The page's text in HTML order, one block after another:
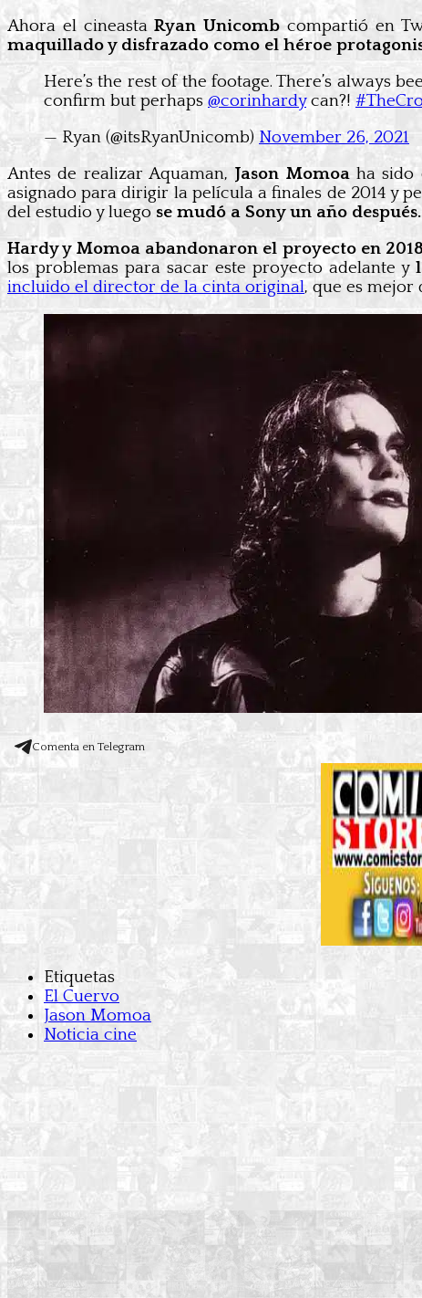
Ahora el cineastaRyan Unicombcompartió en
maquillado y disfrazado como el héroe
Here’s the rest of the footage. There’s always
confirm but perhaps @corinhardycan?!
— Ryan (@itsRyanUnicomb) November 26, 2021
Antes de realizar Aquaman, Jason Momoaha sido
asignado para dirigir la película a finales de 2014 y
del estudio y luego se mudó a Sony un año después.
Hardy y Momoa abandonaron el proyecto en 2018
los problemas para sacar este proyecto adelante y
incluido el director de la cinta original, que es mejor
Comenta en Telegram
Etiquetas
El Cuervo
Jason Momoa
Noticia cine